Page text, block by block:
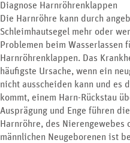
Diagnose Harnröhrenklappen
Die Harnröhre kann durch
Schleimhautsegel mehr oder
Problemen beim Wasserlassen
Harnröhrenklappen. Das
häufigste Ursache, wenn ein
nicht ausscheiden kann und es
kommt, einem Harn-Rückstau
Ausprägung und Enge führen
Harnröhre, des
männlichen Neugeborenen ist